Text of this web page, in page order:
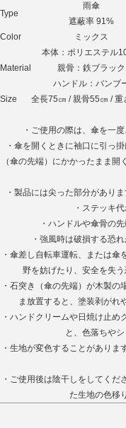
Type
雨傘
遮蔽率 91%
Color
ミックス
Material
本体：ポリエステル
親骨：鉄ブラック
ハンドル：バンブ
Size
全長75㎝ / 親骨55㎝ / 重
・ご使用の際は、傘を一
・傘を開くときに袖口に引っ
（傘の先端）にかかったまま
・製品には尖った部分があり
・ステッキ
・ハンドルや傘骨の
・強風時は破損する恐
・傘差し自転車運転、または
野を妨げたり、安全を失
・石突き（傘の先端）が木製の
ま放置すると、塗装剥がれ
・ハンドクリームや日焼け止
と、色落ちや
・生地が変色することがあり
・ご使用後は陰干しをしてくだ
た生地の色移